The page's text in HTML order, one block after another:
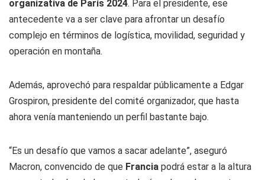
organizativa de París 2024. Para el presidente, ese
antecedente va a ser clave para afrontar un desafío
complejo en términos de logística, movilidad, seguridad y
operación en montaña.
Además, aprovechó para respaldar públicamente a Edgar
Grospiron, presidente del comité organizador, que hasta
ahora venía manteniendo un perfil bastante bajo.
“Es un desafío que vamos a sacar adelante”, aseguró
Macron, convencido de que Francia podrá estar a la altura